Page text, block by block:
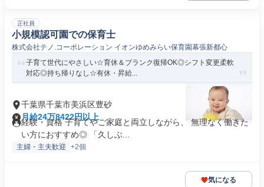
正社員
小規模認可園での保育士
株式会社テノ.コーポレーション イオンゆめみらい保育園幕張新都心
子育て世代にやさしい☆育休＆ブランク復帰OK◎シフト変更柔軟
対応◎持ち帰りなし☆有休・昇給...
千葉県千葉市美浜区豊砂
月給24万8422円以上
経験・資格 子育てやご家庭と両立しながら、 無理なく働きた
い方におすすめ◎ 「久しぶ...
主婦・主夫歓迎 +2個
気になる